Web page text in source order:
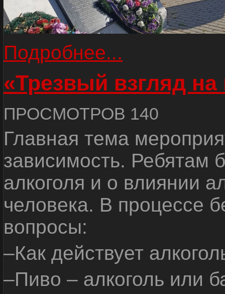
Подробнее...
«Трезвый взгляд на
ПРОСМОТРОВ 140
Главная тема
зависимость. Ребятам
алкоголя и о влиянии
человека. В процессе
вопросы:
–Как действует
–Пиво – алкоголь или